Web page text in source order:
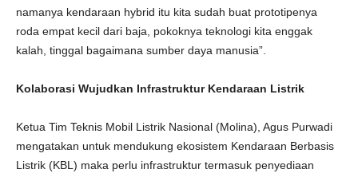
namanya kendaraan hybrid itu kita sudah buat prototipenya
roda empat kecil dari baja, pokoknya teknologi kita enggak
kalah, tinggal bagaimana sumber daya manusia”.
Kolaborasi Wujudkan Infrastruktur Kendaraan Listrik
Ketua Tim Teknis Mobil Listrik Nasional (Molina), Agus Purwadi
mengatakan untuk mendukung ekosistem Kendaraan Berbasis
Listrik (KBL) maka perlu infrastruktur termasuk penyediaan